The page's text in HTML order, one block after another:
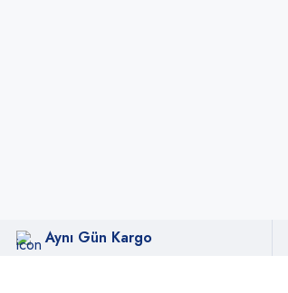
Aynı Gün Kargo